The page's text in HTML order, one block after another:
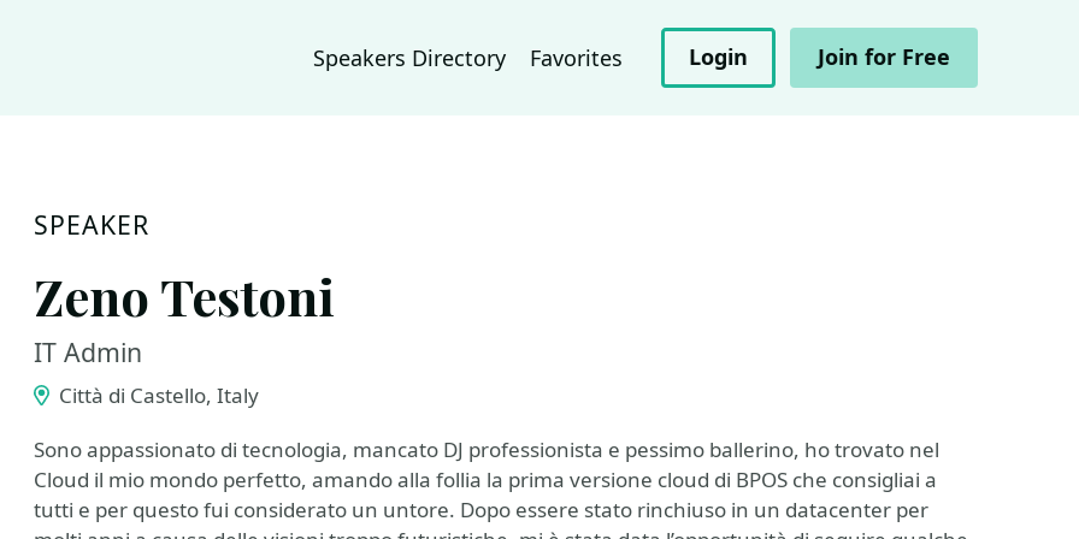
Speakers Directory Favorites Login Join for Free
SPEAKER
Zeno Testoni
IT Admin
Città di Castello, Italy
Sono appassionato di tecnologia, mancato DJ professionista e pessimo ballerino, ho trovato nel
Cloud il mio mondo perfetto, amando alla follia la prima versione cloud di BPOS che consigliai a
tutti e per questo fui considerato un untore. Dopo essere stato rinchiuso in un datacenter per